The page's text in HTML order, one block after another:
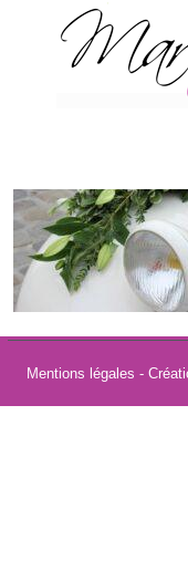
Mentions légales -
Panneau de gestion